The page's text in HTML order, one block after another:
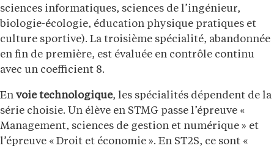
sciences informatiques, sciences de l’ingénieur,
biologie-écologie, éducation physique pratiques et
culture sportive). La troisième spécialité, abandonnée
en fin de première, est évaluée en contrôle continu
avec un coefficient 8.
En voie technologique, les spécialités dépendent de la
série choisie. Un élève en STMG passe l’épreuve «
Management, sciences de gestion et numérique » et
l’épreuve « Droit et économie ». En ST2S, ce sont «